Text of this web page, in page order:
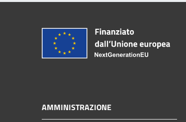
AMMINISTRAZIONE